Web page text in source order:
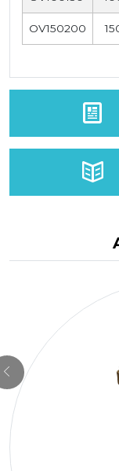
OV150200